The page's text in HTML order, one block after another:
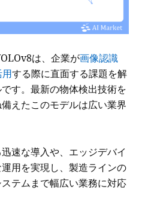
は、企業が画像認識
用する際に直面する課題を解
す。最新の物体検出技術を
えたこのモデルは広い業界
速な導入や、エッジデバイ
用を実現し、製造ラインの
テムまで幅広い業務に対応